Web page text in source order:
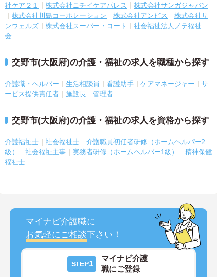
社ケア２１
株式会社ニチイケアパレス
株式会社サンガジャパン
株式会社川島コーポレーション
株式会社アンビス
株式会社サ
ンウェルズ
株式会社スーパー・コート
社会福祉法人ノテ福祉
会
交野市(大阪府)の介護・福祉の求人を職種から探す
介護職・ヘルパー 生活相談員 看護助手 ケアマネージャー
サ
ービス提供責任者
施設長 管理者
交野市(大阪府)の介護・福祉の求人を資格から探す
介護福祉士 社会福祉士
介護職員初任者研修（ホームヘルパー2
級）
社会福祉主事 実務者研修（ホームヘルパー1級）
精神保健
福祉士
マイナビ介護職に
お気軽にご相談下さい！
STEP1
マイナビ介護
職にご登録